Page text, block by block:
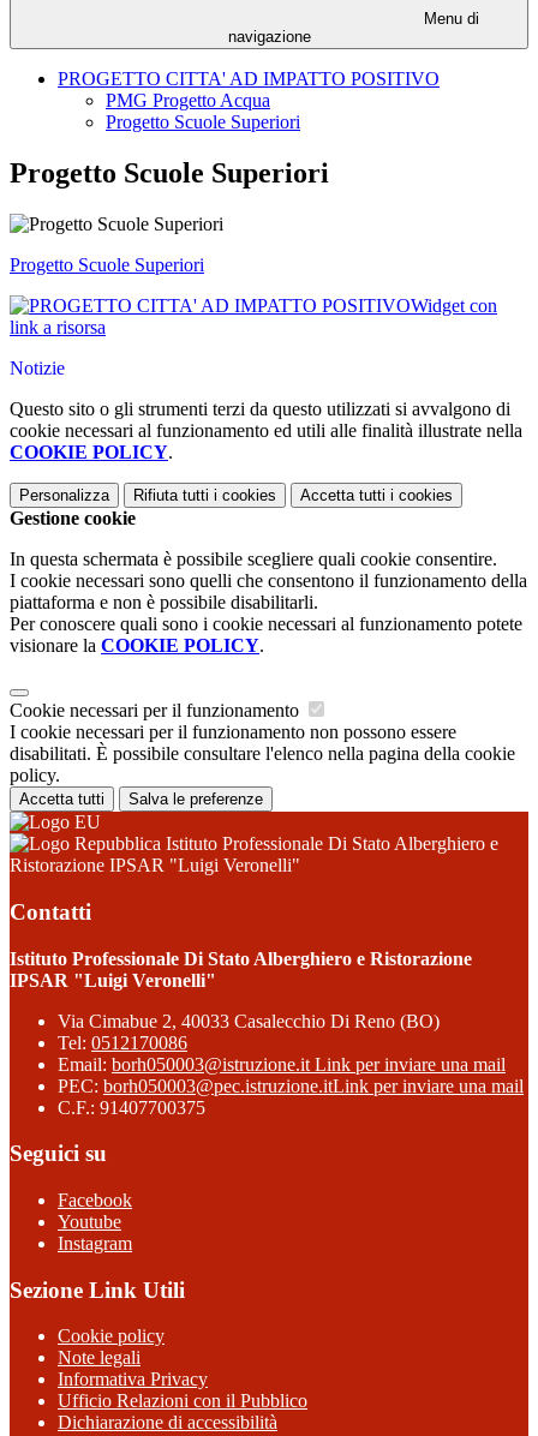
Menu di
navigazione
PROGETTO CITTA' AD IMPATTO POSITIVO
PMG Progetto Acqua
Progetto Scuole Superiori
Progetto Scuole Superiori
Progetto Scuole Superiori
Widget con
link a risorsa
Notizie
Questo sito o gli strumenti terzi da questo utilizzati si avvalgono di
cookie necessari al funzionamento ed utili alle finalità illustrate nella
COOKIE POLICY.
Personalizza Rifiuta tutti i cookies Accetta tutti i cookies
Gestione cookie
In questa schermata è possibile scegliere quali cookie consentire.
I cookie necessari sono quelli che consentono il funzionamento della
piattaforma e non è possibile disabilitarli.
Per conoscere quali sono i cookie necessari al funzionamento potete
visionare la COOKIE POLICY.
Cookie necessari per il funzionamento
I cookie necessari per il funzionamento non possono essere
disabilitati. È possibile consultare l'elenco nella pagina della cookie
policy.
Accetta tutti Salva le preferenze
Istituto Professionale Di Stato Alberghiero e
Ristorazione IPSAR "Luigi Veronelli"
Contatti
Istituto Professionale Di Stato Alberghiero e Ristorazione
IPSAR "Luigi Veronelli"
Via Cimabue 2, 40033 Casalecchio Di Reno (BO)
Tel: 0512170086
Email: borh050003@istruzione.it Link per inviare una mail
PEC: borh050003@pec.istruzione.itLink per inviare una mail
C.F.: 91407700375
Seguici su
Facebook
Youtube
Instagram
Sezione Link Utili
Cookie policy
Note legali
Informativa Privacy
Ufficio Relazioni con il Pubblico
Dichiarazione di accessibilità